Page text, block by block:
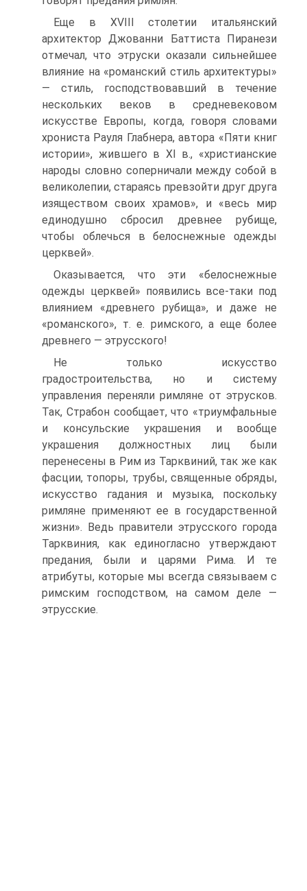
Еще в XVIII столетии итальянский
архитектор Джованни Баттиста Пиранези
отмечал, что этруски оказали сильнейшее
влияние на «романский стиль архитектуры»
— стиль, господствовавший в течение
нескольких веков в средневековом
искусстве Европы, когда, говоря словами
хрониста Рауля Глабнера, автора «Пяти книг
истории», жившего в XI в., «христианские
народы словно соперничали между собой в
великолепии, стараясь превзойти друг друга
изяществом своих храмов», и «весь мир
единодушно сбросил древнее рубище,
чтобы облечься в белоснежные одежды
церквей».
Оказывается, что эти «белоснежные
одежды церквей» появились все-таки под
влиянием «древнего рубища», и даже не
«романского», т. е. римского, а еще более
древнего — этрусского!
Не только искусство
градостроительства, но и систему
управления переняли римляне от этрусков.
Так, Страбон сообщает, что «триумфальные
и консульские украшения и вообще
украшения должностных лиц были
перенесены в Рим из Тарквиний, так же как
фасции, топоры, трубы, священные обряды,
искусство гадания и музыка, поскольку
римляне применяют ее в государственной
жизни». Ведь правители этрусского города
Тарквиния, как единогласно утверждают
предания, были и царями Рима. И те
атрибуты, которые мы всегда связываем с
римским господством, на самом деле —
этрусские.